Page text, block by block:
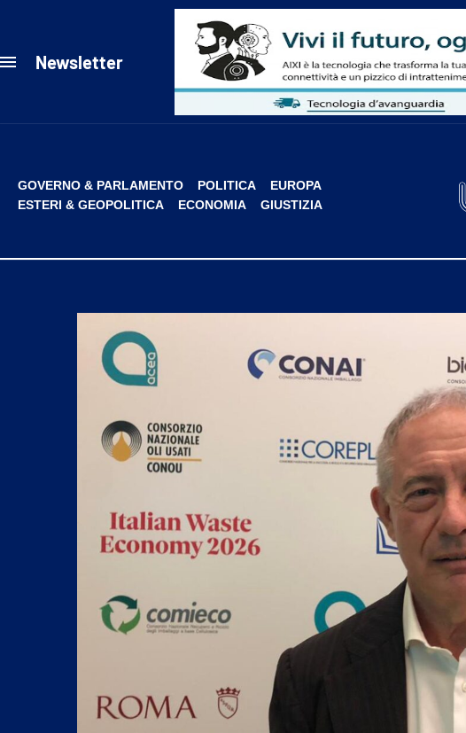
Newsletter
GOVERNO & PARLAMENTO POLITICA
EUROPA
ESTERI & GEOPOLITICA
ECONOMIA GIUSTIZIA